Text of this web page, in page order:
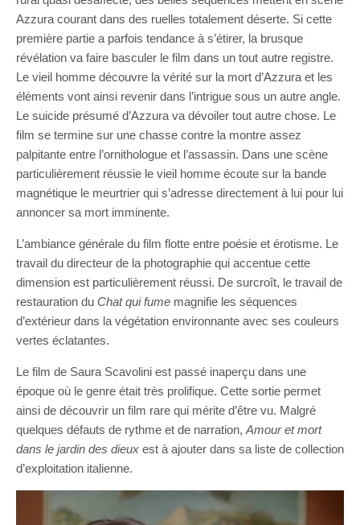
Azzura courant dans des ruelles totalement déserte. Si cette
première partie a parfois tendance à s’étirer, la brusque
révélation va faire basculer le film dans un tout autre registre.
Le vieil homme découvre la vérité sur la mort d’Azzura et les
éléments vont ainsi revenir dans l’intrigue sous un autre angle.
Le suicide présumé d’Azzura va dévoiler tout autre chose. Le
film se termine sur une chasse contre la montre assez
palpitante entre l’ornithologue et l’assassin. Dans une scène
particulièrement réussie le vieil homme écoute sur la bande
magnétique le meurtrier qui s’adresse directement à lui pour lui
annoncer sa mort imminente.
L’ambiance générale du film flotte entre poésie et érotisme. Le
travail du directeur de la photographie qui accentue cette
dimension est particulièrement réussi. De surcroît, le travail de
restauration du Chat qui fume magnifie les séquences
d’extérieur dans la végétation environnante avec ses couleurs
vertes éclatantes.
Le film de Saura Scavolini est passé inaperçu dans une
époque où le genre était très prolifique. Cette sortie permet
ainsi de découvrir un film rare qui mérite d’être vu. Malgré
quelques défauts de rythme et de narration,Amour et mort
dans le jardin des dieux est à ajouter dans sa liste de collection
d’exploitation italienne.